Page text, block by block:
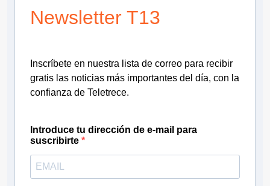
Newsletter T13
Inscríbete en nuestra lista de correo para recibir
gratis las noticias más importantes del día, con la
confianza de Teletrece.
Introduce tu dirección de e-mail para
suscribirte